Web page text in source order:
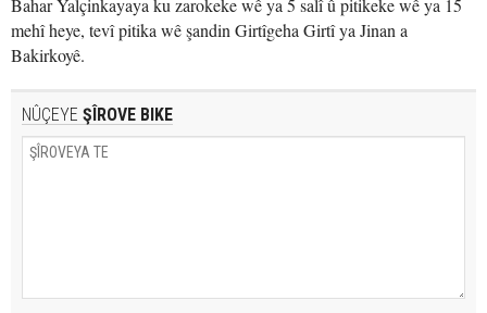
Bahar Yalçinkayaya ku zarokeke wê ya 5 salî û pitikeke wê ya 15
mehî heye, tevî pitika wê şandin Girtîgeha Girtî ya Jinan a
Bakirkoyê.
NÛÇEYE ŞÎROVE BIKE